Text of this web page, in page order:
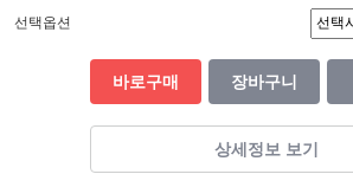
선택옵션
바로구매 장바구니
상세정보 보기